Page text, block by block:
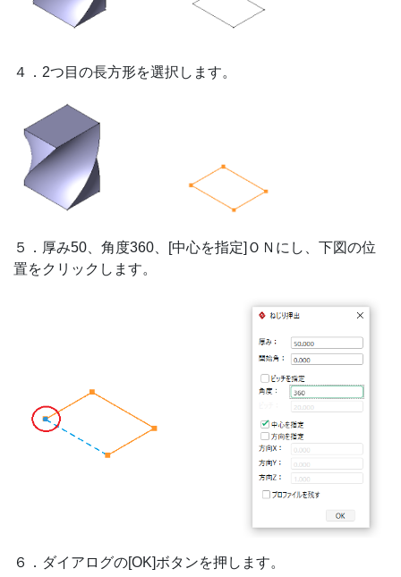
４．2つ目の長方形を選択します。
５．厚み50、角度360、[中心を指定]ＯＮにし、下図の位
置をクリックします。
６．ダイアログの[OK]ボタンを押します。